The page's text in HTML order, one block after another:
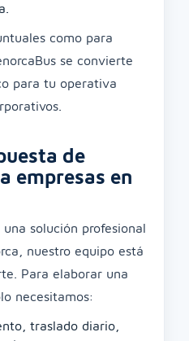
como para
se convierte
para tu operativa
de
empresas en
solución profesional
nuestro equipo está
Para elaborar una
necesitamos:
traslado diario,